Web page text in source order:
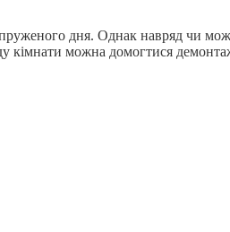
дня. Однак навряд чи
кімнати можна домогтися